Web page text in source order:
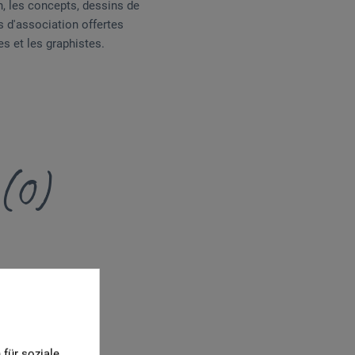
les concepts, dessins de
d'association offertes
et les graphistes.